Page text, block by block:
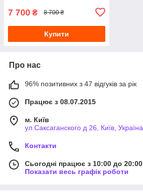
7 700 ₴ 8 700 ₴
Купити
Про нас
96% позитивних з 47 відгуків за рік
Працює з 08.07.2015
м. Київ
ул.Саксаганского д 26, Київ, Україна
Контакти
Сьогодні працює з 10:00 до 20:00
Показати весь графік роботи